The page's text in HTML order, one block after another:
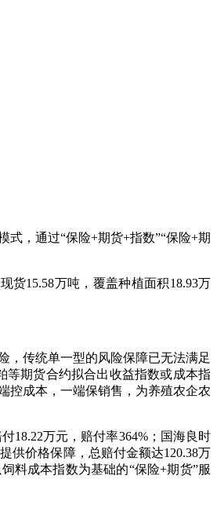
，通过“保险+期货+指数”“保险+期
15.58万吨，覆盖种植面积18.93万
传统单一型的风险保障已无法满足
等期货合约拟合出收益指数或成本指
控成本，一端保销售，为养殖农企农
万元，赔付率364%；国海良时
供价格保障，总赔付金额达120.38万
料成本指数为基础的“保险+期货”服